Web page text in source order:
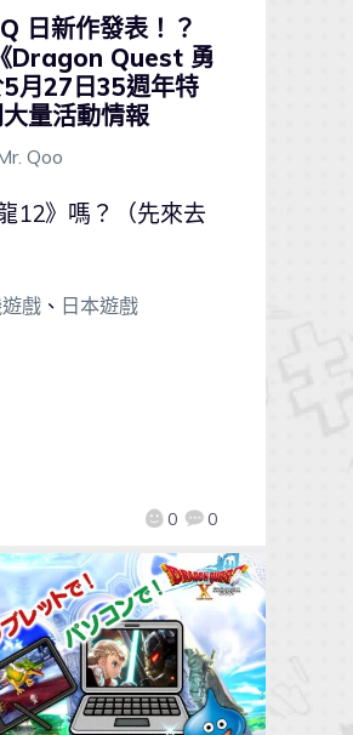
日新作發表！？
Dragon Quest 勇
月27日35週年特
量活動情報
Qoo
0 0
12》嗎？（先來去
戲、 日本遊戲